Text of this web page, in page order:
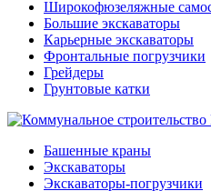
Широкофюзеляжные
Большие экскаваторы
Карьерные экскаваторы
Фронтальные погрузчики
Грейдеры
Грунтовые катки
Башенные краны
Экскаваторы
Экскаваторы-погрузчики